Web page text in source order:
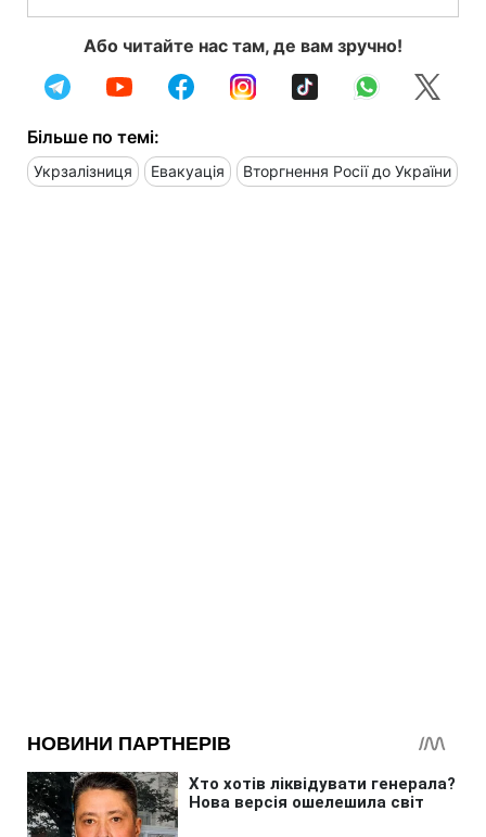
Або читайте нас там, де вам зручно!
Більше по темі:
Укрзалізниця Евакуація Вторгнення Росії до України